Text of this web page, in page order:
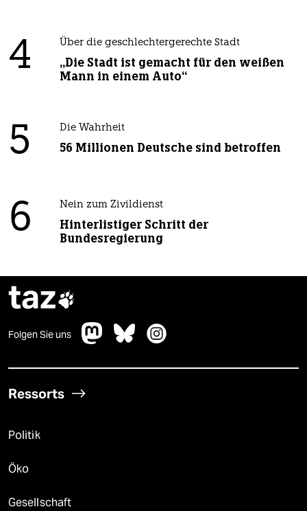
4 Über die geschlechtergerechte Stadt
„Die Stadt ist gemacht für den weißen
Mann in einem Auto“
5 Die Wahrheit
56 Millionen Deutsche sind betroffen
6 Nein zum Zivildienst
Hinterlistiger Schritt der
Bundesregierung
taz
Folgen Sie uns
Ressorts
Politik
Öko
Gesellschaft